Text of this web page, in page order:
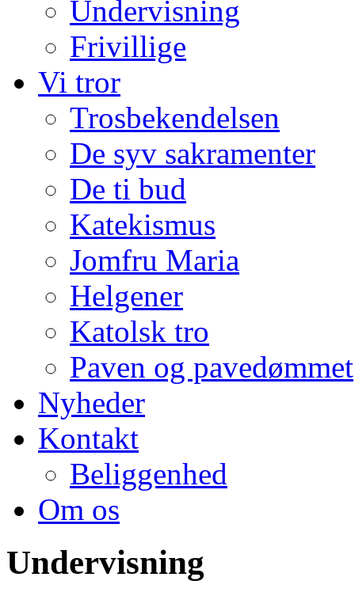
Undervisning
Frivillige
Vi tror
Trosbekendelsen
De syv sakramenter
De ti bud
Katekismus
Jomfru Maria
Helgener
Katolsk tro
Paven og pavedømmet
Nyheder
Kontakt
Beliggenhed
Om os
Undervisning